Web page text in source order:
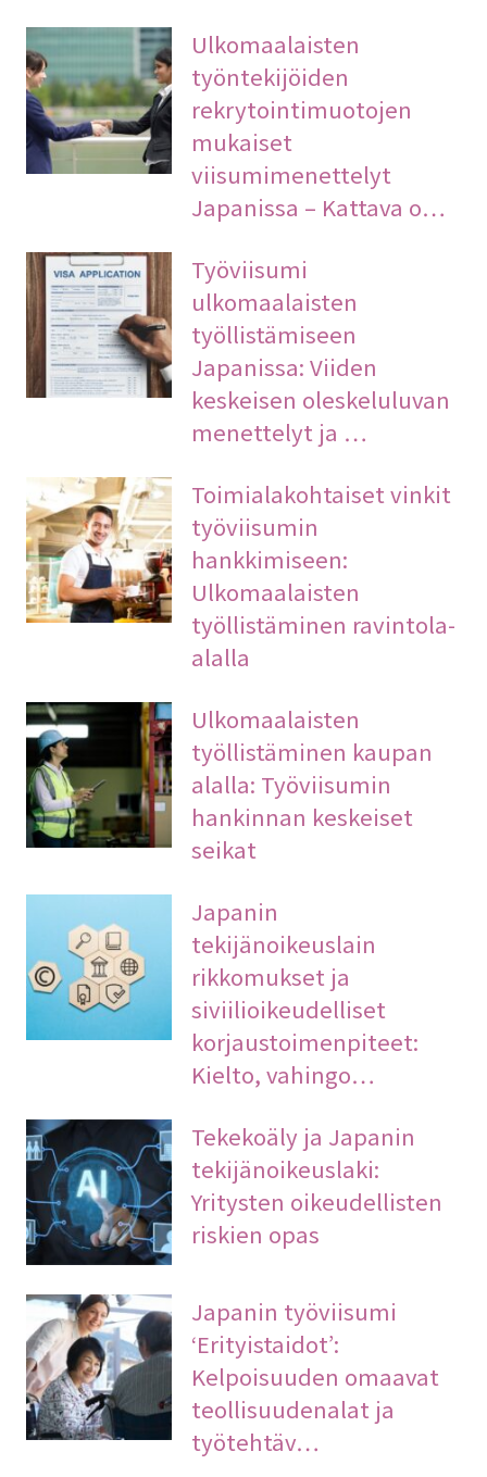
Ulkomaalaisten
työntekijöiden
rekrytointimuotojen
mukaiset
viisumimenettelyt
Japanissa – Kattava o…
Työviisumi
ulkomaalaisten
työllistämiseen
Japanissa: Viiden
keskeisen oleskeluluvan
menettelyt ja …
Toimialakohtaiset vinkit
työviisumin
hankkimiseen:
Ulkomaalaisten
työllistäminen ravintola-
alalla
Ulkomaalaisten
työllistäminen kaupan
alalla: Työviisumin
hankinnan keskeiset
seikat
Japanin
tekijänoikeuslain
rikkomukset ja
siviilioikeudelliset
korjaustoimenpiteet:
Kielto, vahingo…
Tekekoäly ja Japanin
tekijänoikeuslaki:
Yritysten oikeudellisten
riskien opas
Japanin työviisumi
‘Erityistaidot’:
Kelpoisuuden omaavat
teollisuudenalat ja
työtehtäv…